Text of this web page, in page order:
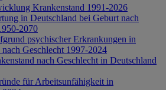
Krankenstand 1991-2026
in Deutschland bei Geburt nach
2070
psychischer Erkrankungen in
Geschlecht 1997-2024
nach Geschlecht in Deutschland
für Arbeitsunfähigkeit in